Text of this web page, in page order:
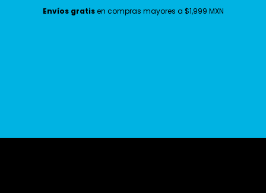
Envíos gratisen compras mayores a $1,999 MXN